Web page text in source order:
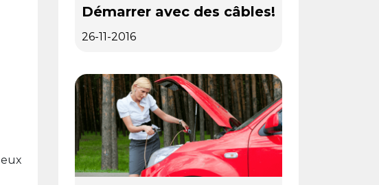
Démarrer avec des câbles!
26-11-2016